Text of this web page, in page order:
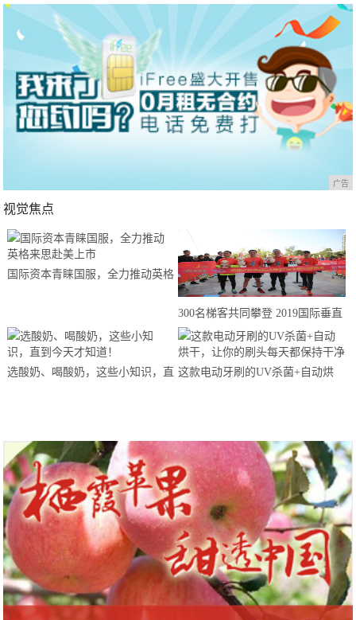
广告
视觉焦点
国际资本青睐国服，全力推动英格
300名梯客共同攀登 2019国际垂直
马拉松超级精英赛顺德海骏达中心
站欢乐开跑
选酸奶、喝酸奶，这些小知识，直 这款电动牙刷的UV杀菌+自动烘